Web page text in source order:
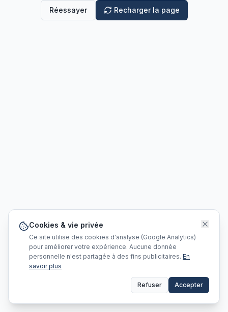
Réessayer
Recharger la page
Cookies & vie privée
Ce site utilise des cookies d'analyse (Google Analytics)
pour améliorer votre expérience. Aucune donnée
personnelle n'est partagée à des fins publicitaires. En
savoir plus
Refuser Accepter